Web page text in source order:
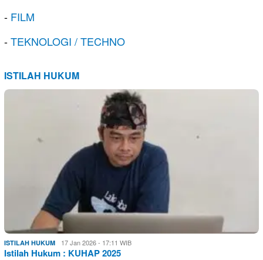
- FILM
-TEKNOLOGI / TECHNO
ISTILAH HUKUM
ISTILAH HUKUM 17 Jan 2026 - 17:11 WIB
Istilah Hukum : KUHAP 2025